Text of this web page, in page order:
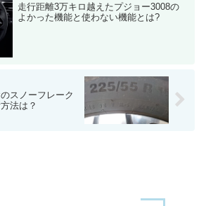
走行距離3万キロ越えたプジョー3008の
よかった機能と使わない機能とは?
スノーフレーク
法は？